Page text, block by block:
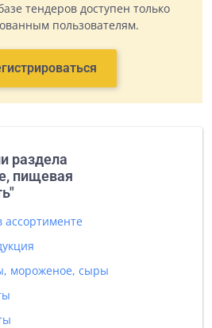
тендеров доступен только
пользователям.
раздела
пищевая
мороженое, сыры